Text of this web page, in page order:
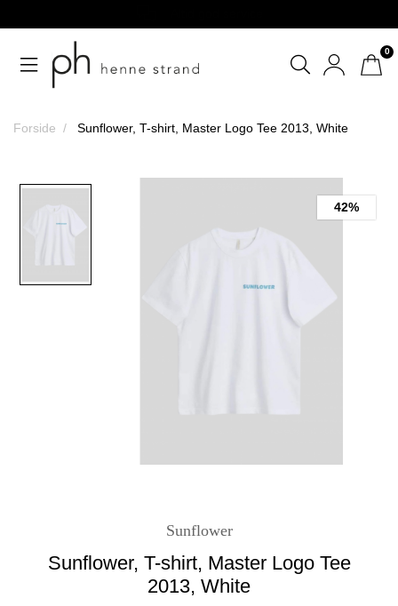
0
Forside Sunflower, T-shirt, Master Logo Tee 2013, White
42%
Sunflower
Sunflower, T-shirt, Master Logo Tee
2013, White